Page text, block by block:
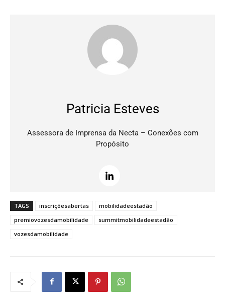
Patricia Esteves
Assessora de Imprensa da Necta – Conexões com
Propósito
TAGS inscriçõesabertas
mobilidadeestadão
premiovozesdamobilidade
summitmobilidadeestadão
vozesdamobilidade